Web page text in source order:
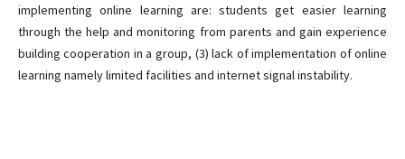
implementing online learning are: students get easier learning
through the help and monitoring from parents and gain experience
building cooperation in a group, (3) lack of implementation of online
learning namely limited facilities and internet signal instability.